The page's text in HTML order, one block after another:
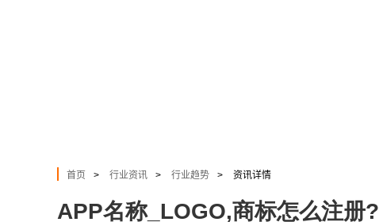
首页 > 行业资讯 > 行业趋势 > 资讯详情
APP名称_LOGO,商标怎么注册?